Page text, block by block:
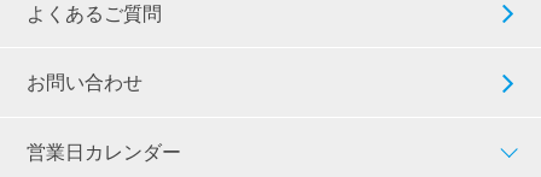
よくあるご質問
お問い合わせ
営業日カレンダー